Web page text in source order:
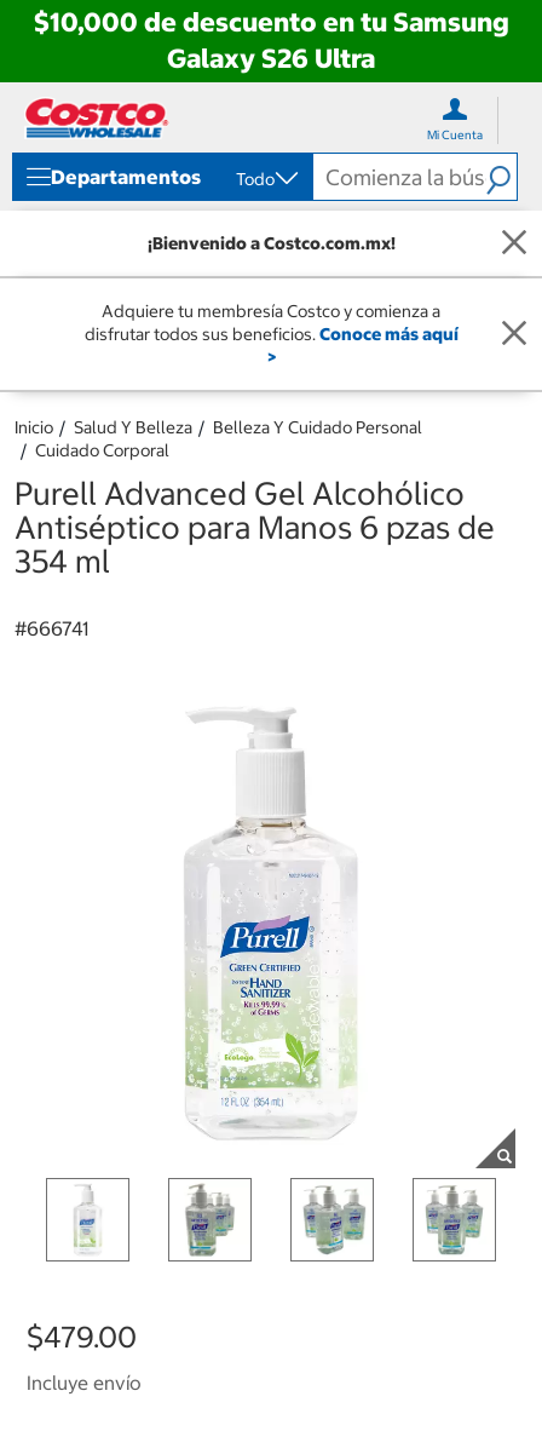
$10,000 de descuento en tu Samsung
Galaxy S26 Ultra
directo
contenido
directo
menú
navegación
Mi Cuenta
Departamentos Todo
¡Bienvenido a Costco.com.mx!
Adquiere tu membresía Costco y comienza a
disfrutar todos sus beneficios.Conoce más aquí
>
Inicio Salud Y Belleza
Belleza Y Cuidado Personal
Cuidado Corporal
Purell Advanced Gel Alcohólico
Antiséptico para Manos 6 pzas de
354 ml
#666741
$479.00
Incluye envío